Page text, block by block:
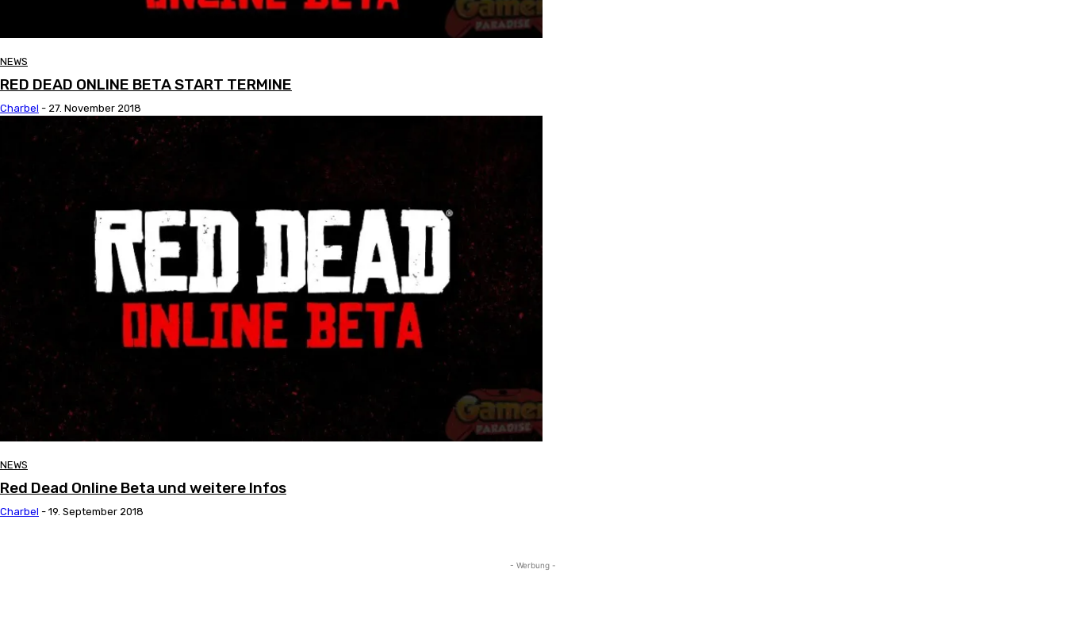
NEWS
RED DEAD ONLINE BETA START TERMINE
Charbel - 27. November 2018
NEWS
Red Dead Online Beta und weitere Infos
Charbel - 19. September 2018
- Werbung -